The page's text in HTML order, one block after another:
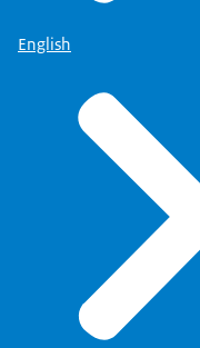
English